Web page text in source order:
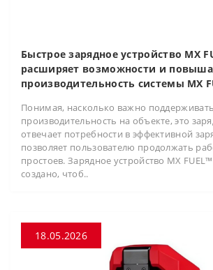
Быстрое зарядное устройство MX
расширяет возможности и
производительность системы MX
Понимая, насколько важно поддерживать
производительность на объекте, это
отвечает потребности в эффективной
позволяет пользователю продолжать
простоев. Зарядное устройство MX
создано, чтоб..
18.05.2026